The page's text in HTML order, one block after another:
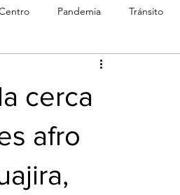
Pandemia Tránsito
Emprendimiento
cerca
afro